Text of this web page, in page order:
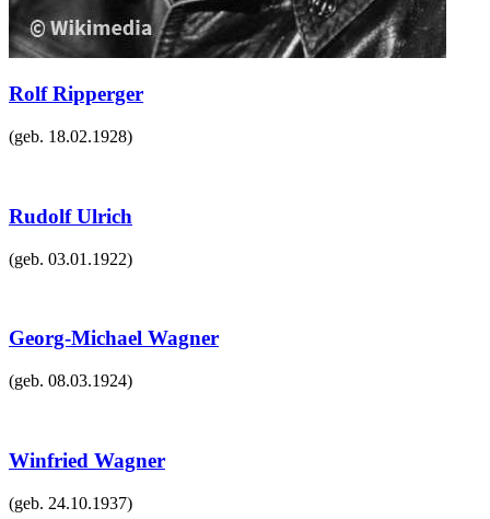
Rolf Ripperger
(geb. 18.02.1928)
Rudolf Ulrich
(geb. 03.01.1922)
Georg-Michael Wagner
(geb. 08.03.1924)
Winfried Wagner
(geb. 24.10.1937)